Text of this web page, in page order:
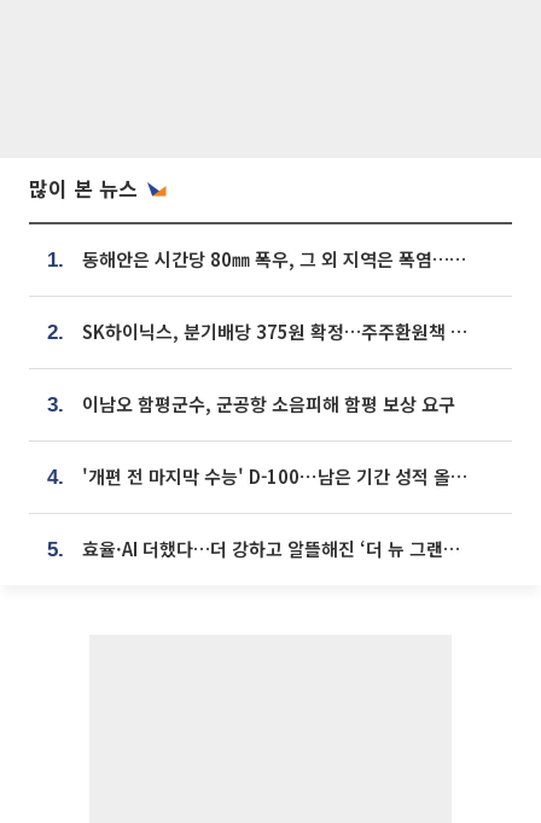
많이 본 뉴스
1. 동해안은 시간당 80㎜ 폭우, 그 외 지역은 폭염…‘극과 극 날씨’
2. SK하이닉스, 분기배당 375원 확정…주주환원책 9월로 앞당겨 발표
3. 이남오 함평군수, 군공항 소음피해 함평 보상 요구
4. '개편 전 마지막 수능' D-100⋯남은 기간 성적 올릴 전략은
5. 효율·AI 더했다…더 강하고 알뜰해진 ‘더 뉴 그랜저 하이브리드’ [ET의 모빌리티]